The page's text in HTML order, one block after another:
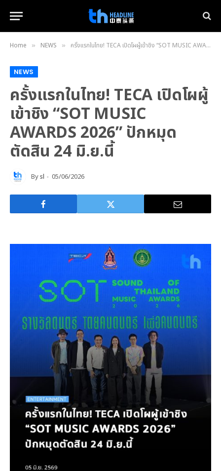
Home » NEWS » ครั้งแรกในไทย! TECA เปิดโผผู้เข้าชิง “SOT MUSIC AWARDS 2026” ปักหมุดตัดสิน 24 มิ.ย.นี้
NEWS
ครั้งแรกในไทย! TECA เปิดโผผู้
เข้าชิง “SOT MUSIC
AWARDS 2026” ปักหมุด
ตัดสิน 24 มิ.ย.นี้
Bysl 05/06/2026